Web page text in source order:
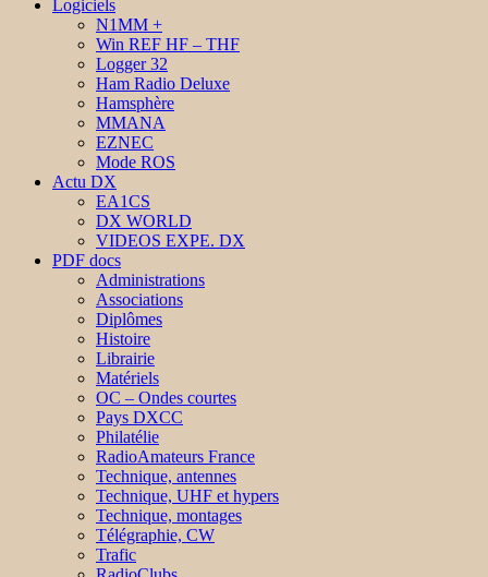
Logiciels
N1MM +
Win REF HF – THF
Logger 32
Ham Radio Deluxe
Hamsphère
MMANA
EZNEC
Mode ROS
Actu DX
EA1CS
DX WORLD
VIDEOS EXPE. DX
PDF docs
Administrations
Associations
Diplômes
Histoire
Librairie
Matériels
OC – Ondes courtes
Pays DXCC
Philatélie
RadioAmateurs France
Technique, antennes
Technique, UHF et hypers
Technique, montages
Télégraphie, CW
Trafic